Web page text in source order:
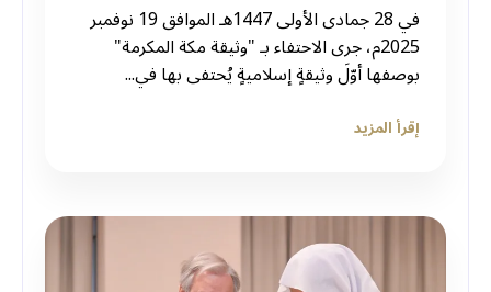
في 28 جمادى الأولى 1447هـ الموافق 19 نوفمبر
2025م، جرى الاحتفاء بـ "وثيقة مكة المكرمة"
بوصفها أوّلَ وثيقةٍ إسلاميةٍ يُحتفى بها في...
إقرأ المزيد